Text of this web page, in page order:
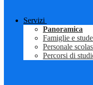
Servizi
Panoramica
Famiglie e
Personale
Percorsi di